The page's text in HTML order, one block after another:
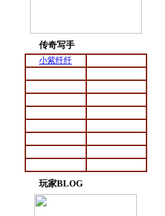
传奇写手
小紫纤纤
玩家BLOG